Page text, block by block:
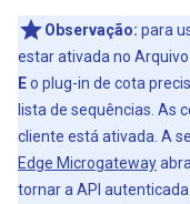
Observação: para
estar ativada no
Eo plug-in de cota
lista de sequências. As
cliente está ativada. A
Edge Microgateway
tornar a API autenticada